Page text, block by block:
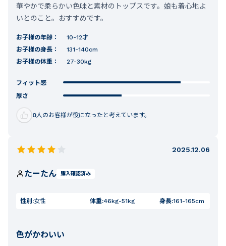
華やかで柔らかい色味と素材のトップスです。娘も着心地よ
いとのこと。おすすめです。
お子様の年齢：
10-12才
お子様の身長：
131-140cm
お子様の体重：
27-30kg
フィット感
厚さ
0人のお客様が役に立ったと考えています。
2025.12.06
たーたん 購入確認済み
性別:女性 体重:46kg-51kg 身長:161-165cm
色がかわいい